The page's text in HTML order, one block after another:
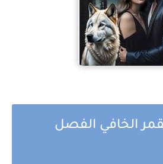
الخافي الفصل